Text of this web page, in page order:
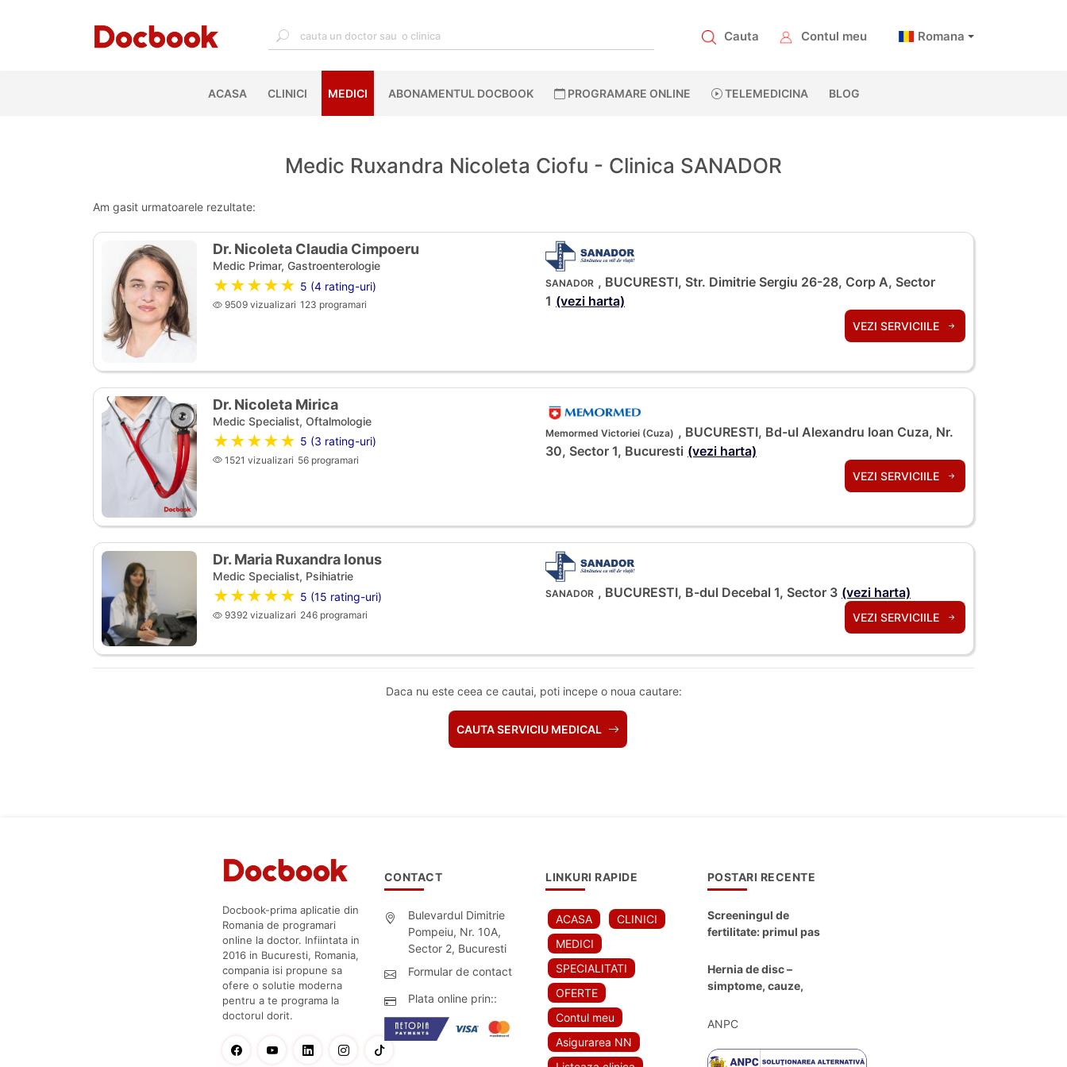
Cauta Contul meu Romana
ACASA(CURRENT)
CLINICI MEDICI ABONAMENTUL DOCBOOK PROGRAMARE ONLINE TELEMEDICINA BLOG
Medic Ruxandra Nicoleta Ciofu - Clinica SANADOR
Am gasit urmatoarele rezultate:
Dr. Nicoleta Claudia Cimpoeru
Medic Primar, Gastroenterologie
★★★★★ 5 (4 rating-uri)
9509 vizualizari 123 programari
SANADOR , BUCURESTI, Str. Dimitrie Sergiu 26-28, Corp A, Sector
1 (vezi harta)
VEZI SERVICIILE
Dr. Nicoleta Mirica
Medic Specialist, Oftalmologie
★★★★★ 5 (3 rating-uri)
1521 vizualizari 56 programari
Memormed Victoriei (Cuza) , BUCURESTI, Bd-ul Alexandru Ioan Cuza, Nr.
30, Sector 1, Bucuresti (vezi harta)
VEZI SERVICIILE
Dr. Maria Ruxandra Ionus
Medic Specialist, Psihiatrie
★★★★★ 5 (15 rating-uri)
9392 vizualizari 246 programari
SANADOR , BUCURESTI, B-dul Decebal 1, Sector 3 (vezi harta)
VEZI SERVICIILE
Daca nu este ceea ce cautai, poti incepe o noua cautare:
CAUTA SERVICIU MEDICAL
Docbook-prima aplicatie din
Romania de programari
online la doctor. Infiintata in
2016 in Bucuresti, Romania,
compania isi propune sa
ofere o solutie moderna
pentru a te programa la
doctorul dorit.
CONTACT
Bulevardul Dimitrie
Pompeiu, Nr. 10A,
Sector 2, Bucuresti
Formular de contact
Plata online prin::
LINKURI RAPIDE
ACASA
CLINICI
MEDICI
SPECIALITATI
OFERTE
Contul meu
Asigurarea NN
POSTARI RECENTE
Screeningul de
fertilitate: primul pas
Hernia de disc –
simptome, cauze,
moderne de
ANPC